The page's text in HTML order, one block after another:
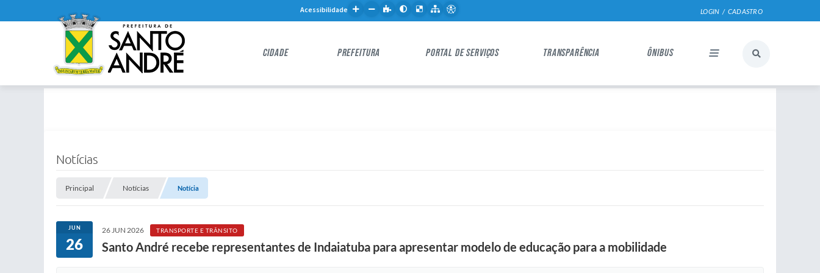
LOGIN / CADASTRO
Acessibilidade
CIDADE PREFEITURA PORTAL DE SERVIÇOS TRANSPARÊNCIA ÔNIBUS
Notícias
Principal Notícias Notícia
JUN
26
26 JUN 2026 TRANSPORTE E TRÂNSITO
Santo André recebe representantes de Indaiatuba para apresentar modelo de educação para a mobilidade